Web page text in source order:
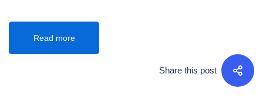
Read more
Share this post